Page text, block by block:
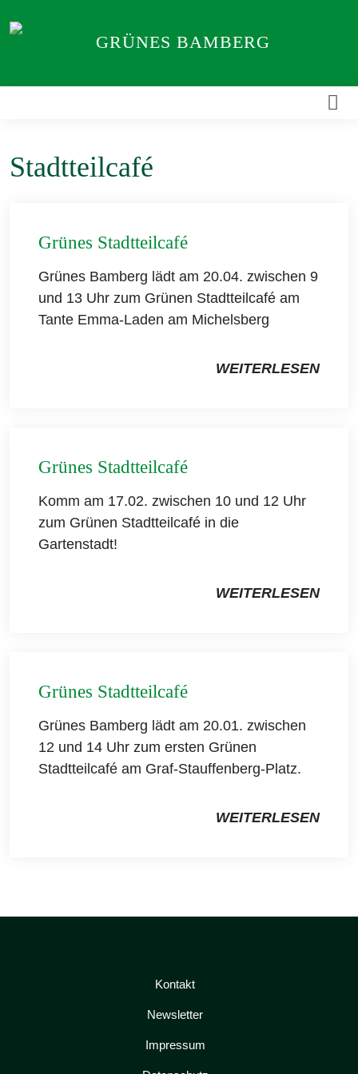
zum
GRÜNES BAMBERG
Stadtteilcafé
Grünes Stadtteilcafé
Grünes Bamberg lädt am 20.04. zwischen 9
und 13 Uhr zum Grünen Stadtteilcafé am
Tante Emma-Laden am Michelsberg
WEITERLESEN
Grünes Stadtteilcafé
Komm am 17.02. zwischen 10 und 12 Uhr
zum Grünen Stadtteilcafé in die
Gartenstadt!
WEITERLESEN
Grünes Stadtteilcafé
Grünes Bamberg lädt am 20.01. zwischen
12 und 14 Uhr zum ersten Grünen
Stadtteilcafé am Graf-Stauffenberg-Platz.
WEITERLESEN
Kontakt
Newsletter
Impressum